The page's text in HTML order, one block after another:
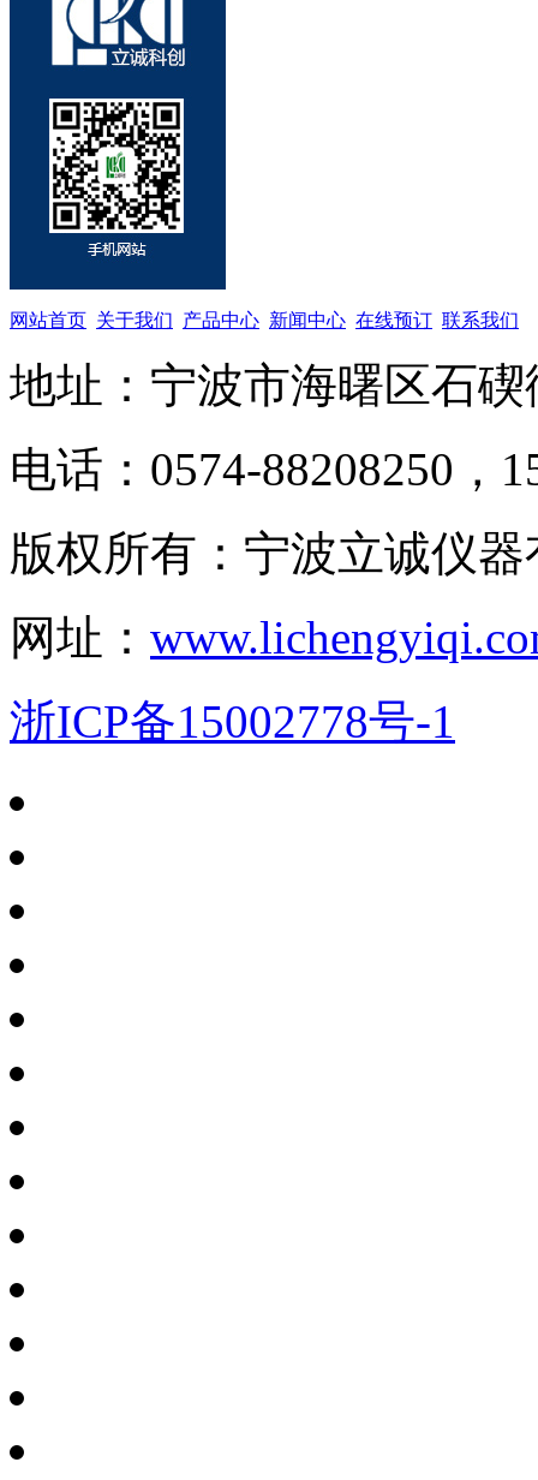
网站首页 关于我们 产品中心 新闻中心 在线预订 联系我们
地址：宁波市海曙区石
电话：0574-88208250，
版权所有：宁波立诚仪
网址：
浙ICP备15002778号-1